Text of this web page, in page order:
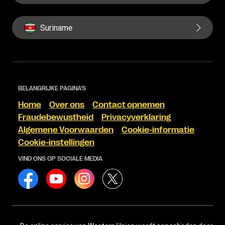
Suriname
BELANGRIJKE PAGINA'S
Home Over ons
Contact opnemen
Fraudebewustheid
Privacyverklaring
Algemene Voorwaarden
Cookie-informatie
Cookie-instellingen
VIND ONS OP SOCIALE MEDIA